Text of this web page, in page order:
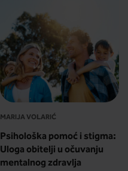
MARIJA VOLARIĆ
Psihološka pomoć i stigma:
Uloga obitelji u očuvanju
mentalnog zdravlja